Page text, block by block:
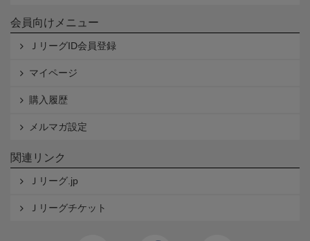
会員向けメニュー
ＪリーグID会員登録
マイページ
購入履歴
メルマガ設定
関連リンク
Ｊリーグ.jp
Ｊリーグチケット